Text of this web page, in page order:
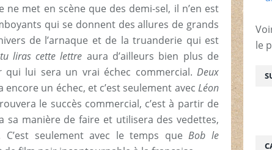
ne met en scène que des demi-sel, il n’en est
qui se donnent des allures de grands
de l’arnaque et de la truanderie qui est
liras cette lettre aura d’ailleurs bien plus de
qui lui sera un vrai échec commercial. Deux
encore un échec, et c’est seulement avecLéon
le succès commercial, c’est à partir de
sa manière de faire et utilisera des vedettes,
seulement avec le temps queBob le
le